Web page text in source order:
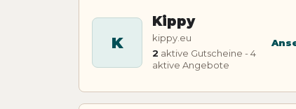
K
Kippy
kippy.eu
2 aktive Gutscheine - 4
aktive Angebote